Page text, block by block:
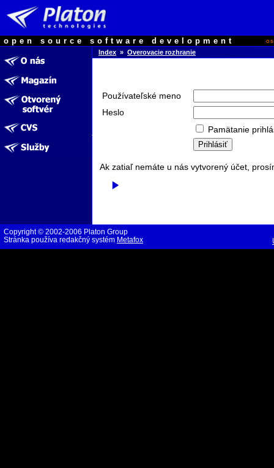
open source software development
Index » Overovacie rozhranie
Používateľské meno
Heslo
Pamätanie
Ak zatiaľ nemáte u nás vytvorený účet,
Copyright © 2002-2006 Platon Group
Stránka používa redakčný systém Metafox